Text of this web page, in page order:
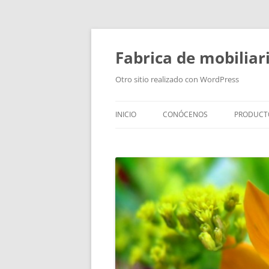
Fabrica de
Otro sitio realizado con WordPress
INICIO CONÓCENOS
MODULOS
BAÑOS